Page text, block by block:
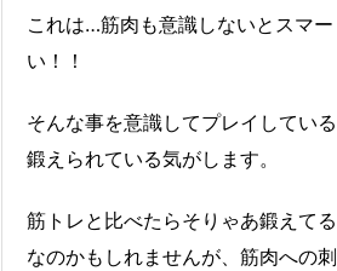
これは…筋肉も意識しないとスマ
い！！
そんな事を意識してプレイしてい
鍛えられている気がします。
筋トレと比べたらそりゃあ鍛えて
なのかもしれませんが、筋肉への